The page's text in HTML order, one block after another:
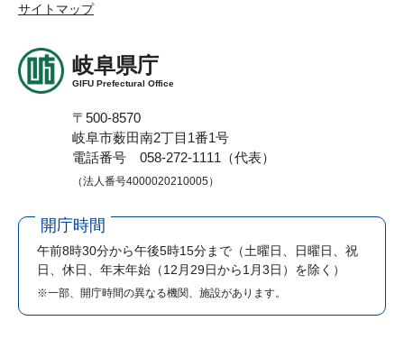
サイトマップ
岐阜県庁
GIFU Prefectural Office
〒500-8570
岐阜市薮田南2丁目1番1号
電話番号 058-272-1111（代表）
（法人番号4000020210005）
開庁時間
午前8時30分から午後5時15分まで （土曜日、日曜日、祝
日、休日、年末年始（12月29日から1月3日）を除く）
※一部、開庁時間の異なる機関、施設があります。